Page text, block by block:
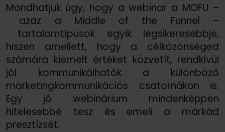
Mondhatjuk úgy, hogy a webinar a MOFU –
azaz a Middle of the Funnel –
tartalomtípusok egyik legsikeresebbje,
hiszen amellett, hogy a célközönséged
számára kiemelt értéket közvetít, rendkívül
jól kommunikálhatók a különböző
marketingkommunikációs csatornákon is.
Egy jó webinárium mindenképpen
hitelesebbé tesz és emeli a márkád
presztízsét.